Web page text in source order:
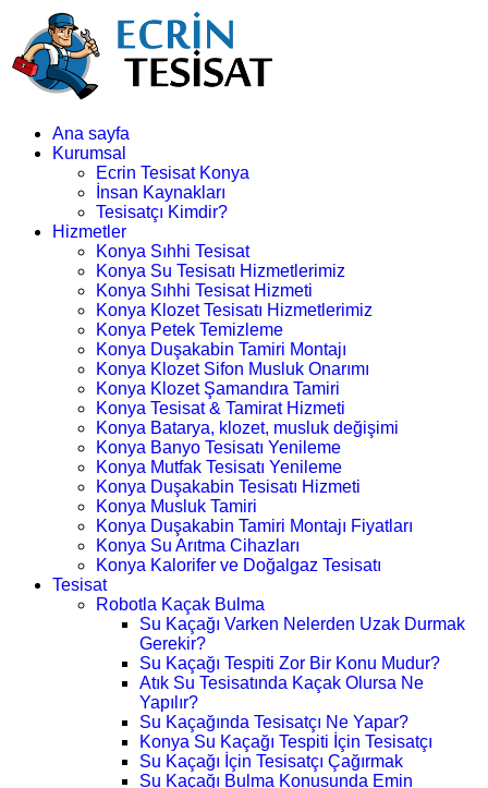
Ana sayfa
Kurumsal
Ecrin Tesisat Konya
İnsan Kaynakları
Tesisatçı Kimdir?
Hizmetler
Konya Sıhhi Tesisat
Konya Su Tesisatı Hizmetlerimiz
Konya Sıhhi Tesisat Hizmeti
Konya Klozet Tesisatı Hizmetlerimiz
Konya Petek Temizleme
Konya Duşakabin Tamiri Montajı
Konya Klozet Sifon Musluk Onarımı
Konya Klozet Şamandıra Tamiri
Konya Tesisat & Tamirat Hizmeti
Konya Batarya, klozet, musluk değişimi
Konya Banyo Tesisatı Yenileme
Konya Mutfak Tesisatı Yenileme
Konya Duşakabin Tesisatı Hizmeti
Konya Musluk Tamiri
Konya Duşakabin Tamiri Montajı Fiyatları
Konya Su Arıtma Cihazları
Konya Kalorifer ve Doğalgaz Tesisatı
Tesisat
Robotla Kaçak Bulma
Su Kaçağı Varken Nelerden Uzak Durmak
Gerekir?
Su Kaçağı Tespiti Zor Bir Konu Mudur?
Atık Su Tesisatında Kaçak Olursa Ne
Yapılır?
Su Kaçağında Tesisatçı Ne Yapar?
Konya Su Kaçağı Tespiti İçin Tesisatçı
Su Kaçağı İçin Tesisatçı Çağırmak
Su Kaçağı Bulma Konusunda Emin